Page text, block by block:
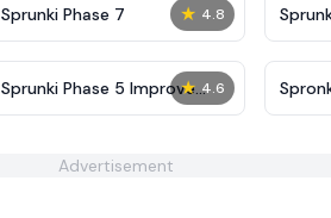
★ 4.8
Sprunki Phase 7
★ 4.6
Sprunki Phase 5 Improve
Version
Advertisement